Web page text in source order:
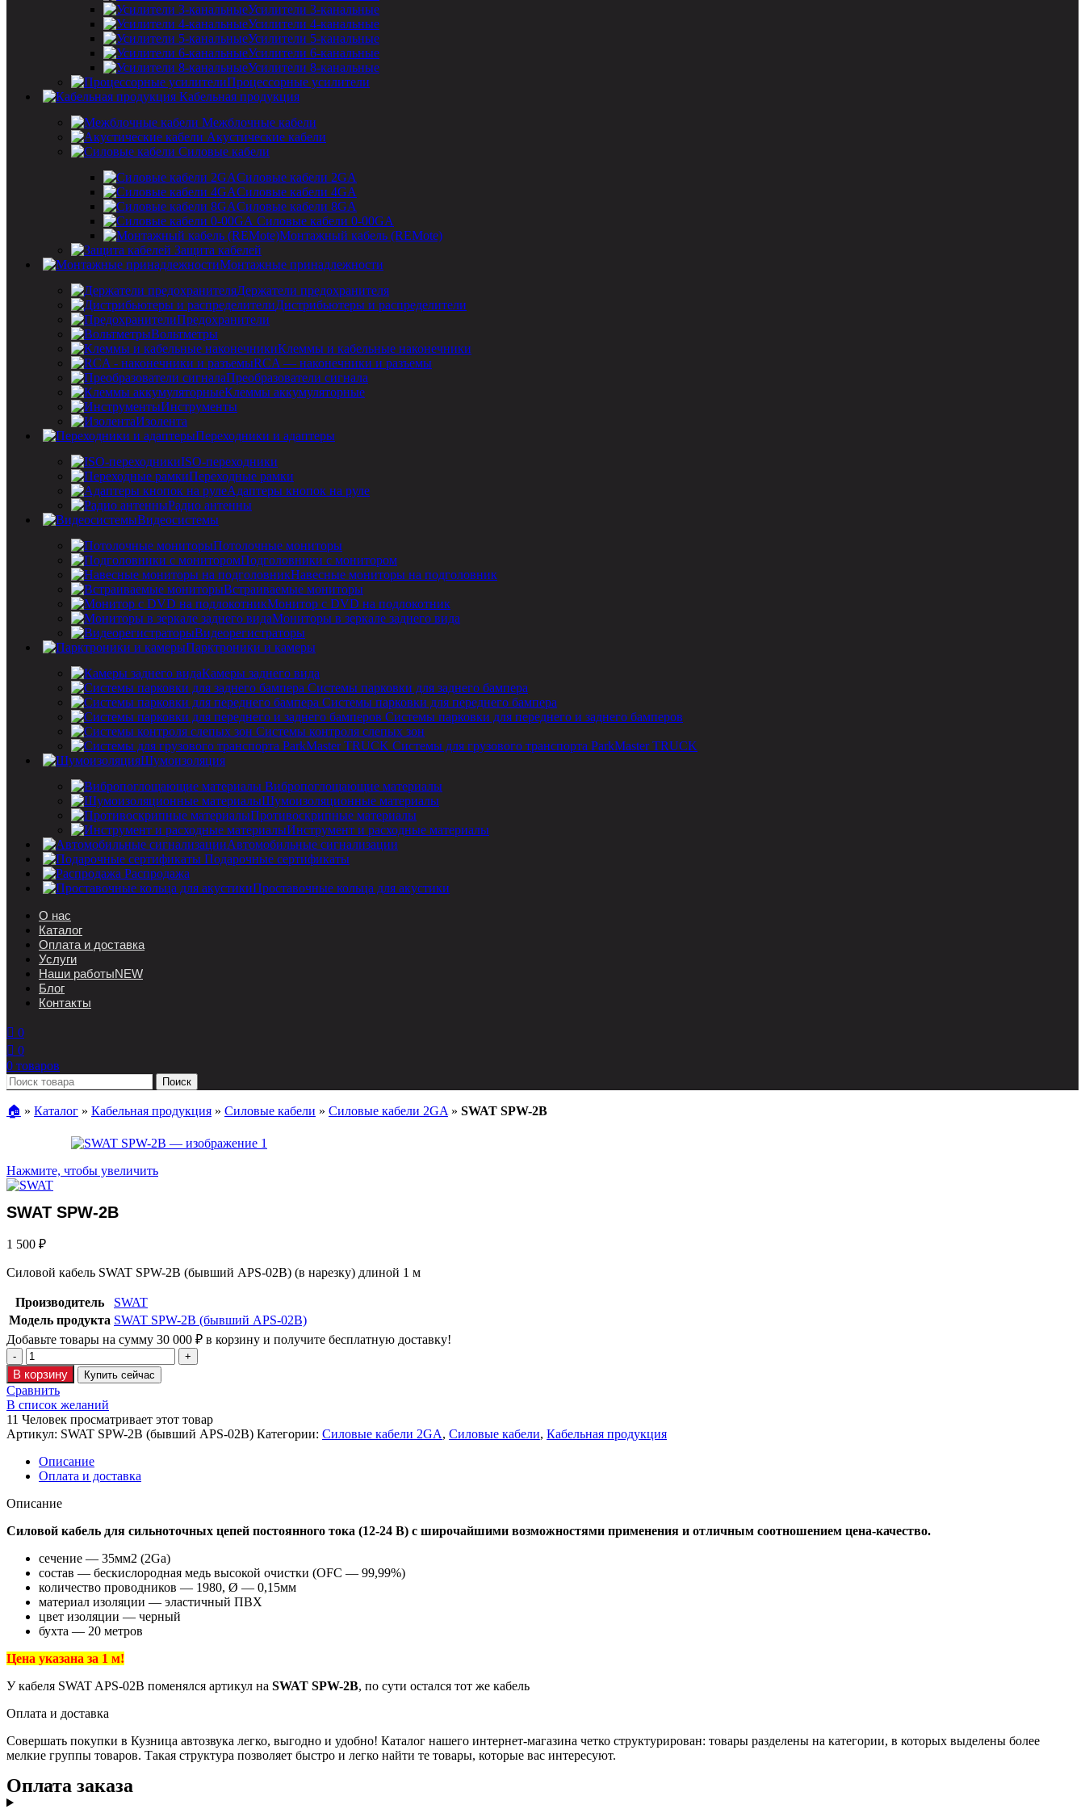
Усилители 3-канальные
Усилители 4-канальные
Усилители 5-канальные
Усилители 6-канальные
Усилители 8-канальные
Процессорные усилители
Кабельная продукция
Межблочные кабели
Акустические кабели
Силовые кабели
Силовые кабели 2GA
Силовые кабели 4GA
Силовые кабели 8GA
Силовые кабели 0-00GA
Монтажный кабель (REMote)
Защита кабелей
Монтажные принадлежности
Держатели предохранителя
Дистрибьютеры и распределители
Предохранители
Вольтметры
Клеммы и кабельные наконечники
RCA — наконечники и разъемы
Преобразователи сигнала
Клеммы аккумуляторные
Инструменты
Изолента
Переходники и адаптеры
ISO-переходники
Переходные рамки
Адаптеры кнопок на руле
Радио антенны
Видеосистемы
Потолочные мониторы
Подголовники с монитором
Навесные мониторы на подголовник
Встраиваемые мониторы
Монитор с DVD на подлокотник
Мониторы в зеркале заднего вида
Видеорегистраторы
Парктроники и камеры
Камеры заднего вида
Системы парковки для заднего бампера
Системы парковки для переднего бампера
Системы парковки для переднего и заднего бамперов
Системы контроля слепых зон
Системы для грузового транспорта ParkMaster TRUCK
Шумоизоляция
Вибропоглощающие материалы
Шумоизоляционные материалы
Противоскрипные материалы
Инструмент и расходные материалы
Автомобильные сигнализации
Подарочные сертификаты
Распродажа
Проставочные кольца для акустики
О нас
Каталог
Оплата и доставка
Услуги
Наши работыNEW
Блог
Контакты
0
0
0 товаров
Поиск
🏠︎ » Каталог » Кабельная продукция » Силовые кабели » Силовые кабели 2GA » SWAT SPW-2B
Нажмите, чтобы увеличить
SWAT SPW-2B
1 500 ₽
Силовой кабель SWAT SPW-2B (бывший APS-02B) (в нарезку) длиной 1 м
Производитель
SWAT
Модель продукта SWAT SPW-2B (бывший APS-02B)
Добавьте товары на сумму 30 000 ₽ в корзину и получите бесплатную доставку!
В корзину Купить сейчас
Сравнить
В список желаний
11 Человек просматривает этот товар
Артикул: SWAT SPW-2B (бывший APS-02B) Категории: Силовые кабели 2GA, Силовые кабели, Кабельная продукция
Описание
Оплата и доставка
Описание
Силовой кабель для сильноточных цепей постоянного тока (12-24 В) с широчайшими возможностями применения и отличным соотношением цена-качество.
сечение — 35мм2 (2Ga)
состав — бескислородная медь высокой очистки (OFC — 99,99%)
количество проводников — 1980, Ø — 0,15мм
материал изоляции — эластичный ПВХ
цвет изоляции — черный
бухта — 20 метров
Цена указана за 1 м!
У кабеля SWAT APS-02B поменялся артикул на SWAT SPW-2B, по сути остался тот же кабель
Оплата и доставка
Совершать покупки в Кузница автозвука легко, выгодно и удобно! Каталог нашего интернет-магазина четко структурирован: товары разделены на категории, в которых выделены более
мелкие группы товаров. Такая структура позволяет быстро и легко найти те товары, которые вас интересуют.
Оплата заказа